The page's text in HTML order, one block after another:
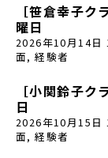
［笹倉幸子
曜日
2026年10月14日
面,経験者
［小関鈴子
日
2026年10月15日
面,経験者